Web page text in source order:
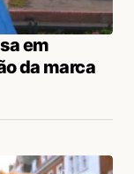
em
da marca